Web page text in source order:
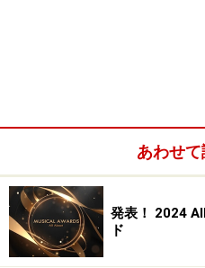
あわせ
発表！ 2024
ド